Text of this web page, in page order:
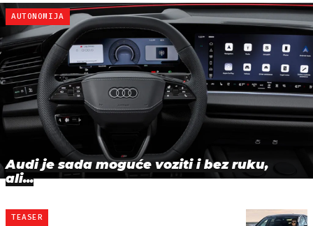
AUTONOMIJA
Audi je sada moguće voziti i bez ruku,
ali...
TEASER